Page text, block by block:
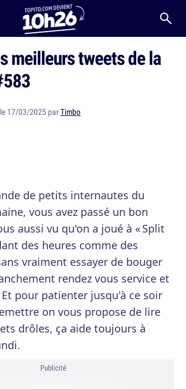
meilleurs tweets de la
17/03/2025 parTimbo
de petits internautes du
vous avez passé un bon
aussi vu qu'on a joué à « Split
des heures comme des
vraiment essayer de bouger
rendez vous service et
pour patienter jusqu'à ce soir
on vous propose de lire
drôles, ça aide toujours à
Publicité